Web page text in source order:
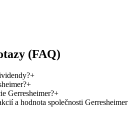
(FAQ)
+
+
Gerresheimer?+
a hodnota společnosti Gerresheimer